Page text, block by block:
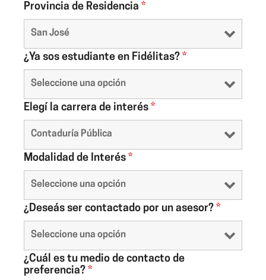
Provincia de Residencia *
¿Ya sos estudiante en Fidélitas? *
Elegí la carrera de interés *
Modalidad de Interés *
¿Deseás ser contactado por un asesor? *
¿Cuál es tu medio de contacto de
preferencia? *